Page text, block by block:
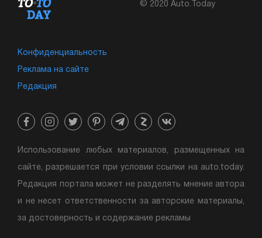
© 2020 Auto.Today
Конфиденциальность
Реклама на сайте
Редакция
Использование любых материалов, размещенных на
сайте, разрешается при условии ссылки на auto.today.
Редакция портала может не разделять мнение автора
и не несет ответственности за авторские материалы,
за достоверность и содержание рекламы